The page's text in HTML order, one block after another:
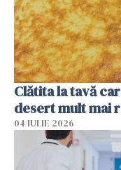
Clătita la tavă
desert mult mai
04 IULIE 2026